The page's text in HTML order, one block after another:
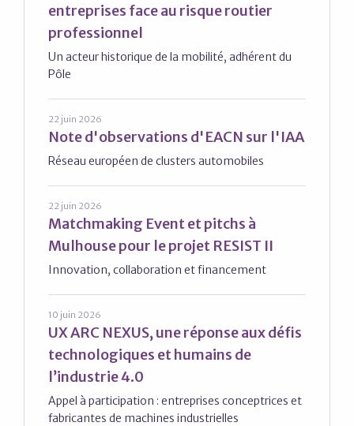
entreprises face au risque routier
professionnel
Un acteur historique de la mobilité, adhérent du
Pôle
22 juin 2026
Note d'observations d'EACN sur l'IAA
Réseau européen de clusters automobiles
22 juin 2026
Matchmaking Event et pitchs à
Mulhouse pour le projet RESIST II
Innovation, collaboration et financement
10 juin 2026
UX ARC NEXUS, une réponse aux défis
technologiques et humains de
l’industrie 4.0
Appel à participation : entreprises conceptrices et
fabricantes de machines industrielles